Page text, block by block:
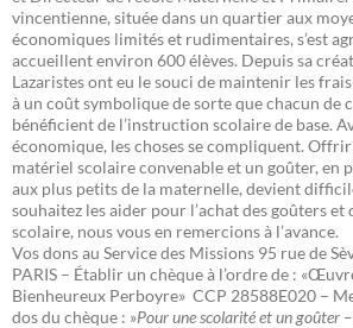
vincentienne, située dans un quartier aux
économiques limités et rudimentaires, s’est
accueillent environ 600 élèves. Depuis sa
Lazaristes ont eu le souci de maintenir les
à un coût symbolique de sorte que chacun de
bénéficient de l’instruction scolaire de base.
économique, les choses se compliquent.
matériel scolaire convenable et un goûter, en
aux plus petits de la maternelle, devient
souhaitez les aider pour l’achat des goûters et
scolaire, nous vous en remercions à l’avance.
Vos dons au Service des Missions 95 rue de
PARIS – Établir un chèque à l’ordre de :
Bienheureux Perboyre» CCP 28588E020 –
dos du chèque : »Pour une scolarité et un goûter –